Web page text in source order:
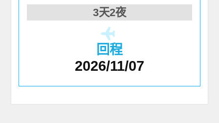
3天2夜
回程
2026/11/07